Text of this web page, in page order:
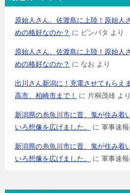
原始人さん、佐渡島に上陸！原始人
めの格好なのか？ に ピンバタ より
原始人さん、佐渡島に上陸！原始人
めの格好なのか？ に なお より
出川さん新潟に！充電させてもらえ
高市、柏崎市まで！
に 片桐茂雄 より
新潟県の糸魚川市に昔、鬼が住み着
いろ想像を広げました。
に 軍事速
新潟県の糸魚川市に昔、鬼が住み着
いろ想像を広げました。
に 軍事速